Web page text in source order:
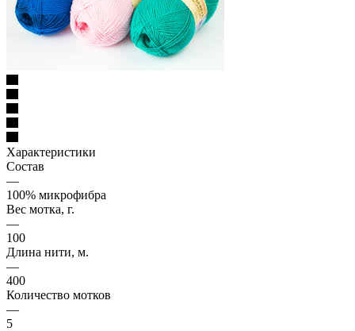
Характеристики
Состав
—
100% микрофибра
Вес мотка, г.
—
100
Длина нити, м.
—
400
Количество мотков
—
5